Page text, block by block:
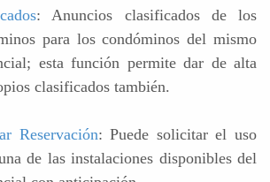
: Anuncios clasificados de los
para los condóminos del mismo
esta función permite dar de alta
clasificados también.
Reservación: Puede solicitar el uso
de las instalaciones disponibles del